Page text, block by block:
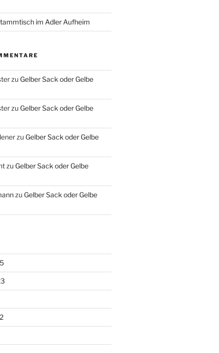
im Adler Aufheim
zu Gelber Sack oder Gelbe
zu Gelber Sack oder Gelbe
zu Gelber Sack oder Gelbe
zu Gelber Sack oder Gelbe
zu Gelber Sack oder Gelbe